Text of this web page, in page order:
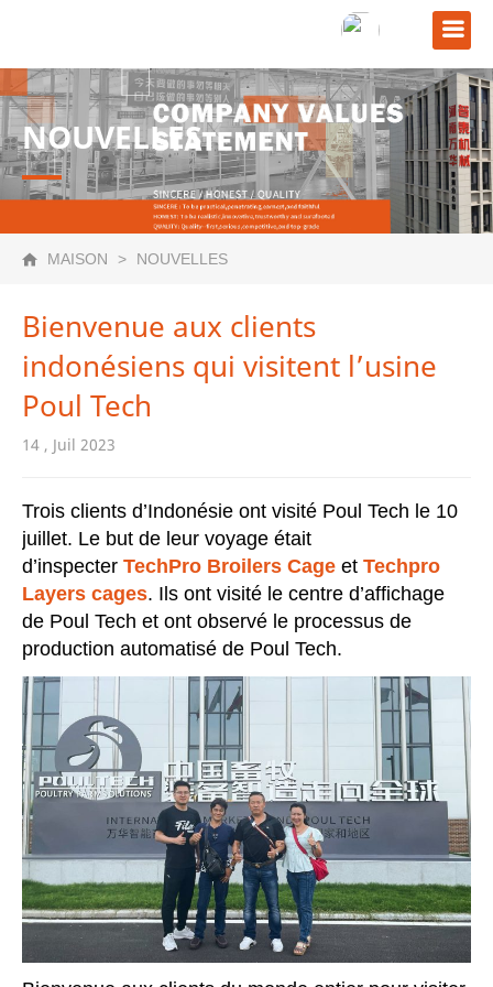
TechPro
récolte automatique
NOUVELLES
MAISON > NOUVELLES
Bienvenue aux clients
indonésiens qui visitent l’usine
Poul Tech
14 , Juil 2023
Trois clients d’Indonésie ont visité Poul Tech le 10
juillet. Le but de leur voyage était
d’inspecter TechPro Broilers Cage et Techpro
Layers cages. Ils ont visité le centre d’affichage
de Poul Tech et ont observé le processus de
production automatisé de Poul Tech.